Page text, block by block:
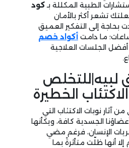
الطبية المكللة بـكود
تشعر أكثر بالأمان
بحاجة إلى التفكير العميق
ما دامت أكواد خصم
أفضل الجلسات العلاجية
لبيه|للتخلص
الخطيرة
من آثار نوبات الاكتئاب التي
الجسدية كافة، ويكأنها
الإنسان، فرغم مضي
إلا أنها ظلّت متأثرةً بما